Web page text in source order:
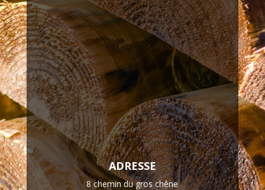
ADRESSE
8 chemin du gros chêne